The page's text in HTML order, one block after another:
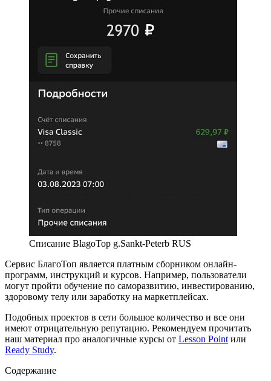
Списание BlagoTop g.Sankt-Peterb RUS
Сервис БлагоТоп является платным сборником онлайн-
программ, инструкций и курсов. Например, пользователи
могут пройти обучение по саморазвитию, инвестированию,
здоровому телу или заработку на маркетплейсах.
Подобных проектов в сети большое количество и все они
имеют отрицательную репутацию. Рекомендуем прочитать
наш материал про аналогичные курсы от Lesson Pointили
Ready Study.
Содержание